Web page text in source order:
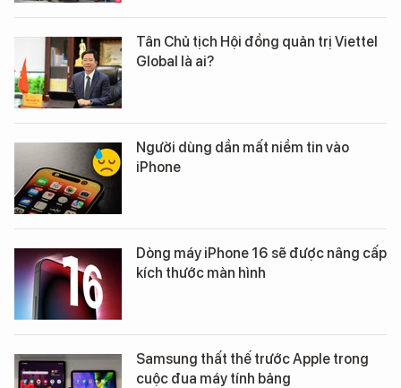
Tân Chủ tịch Hội đồng quản trị Viettel
Global là ai?
Người dùng dần mất niềm tin vào
iPhone
Dòng máy iPhone 16 sẽ được nâng cấp
kích thước màn hình
Samsung thất thế trước Apple trong
cuộc đua máy tính bảng